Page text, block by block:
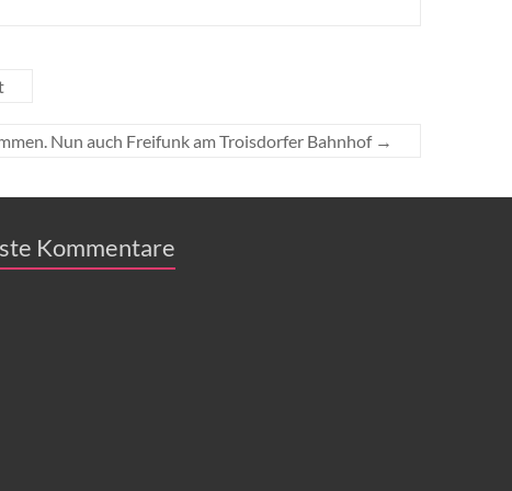
Nun auch Freifunk am Troisdorfer Bahnhof →
Kommentare